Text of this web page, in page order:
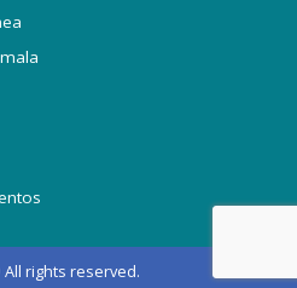
rights reserved.